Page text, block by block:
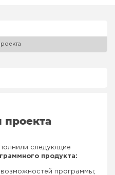
проекта
следующие
продукта:
программы;